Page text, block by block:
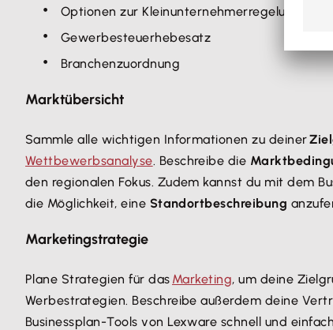
Optionen zur Kleinunternehmerregelung
Gewerbesteuerhebesatz
Branchenzuordnung
Marktübersicht
Sammle alle wichtigen Informationen zu deiner
Wettbewerbsanalyse. Beschreibe die
den regionalen Fokus. Zudem kannst du mit dem
die Möglichkeit, eine Standortbeschreibung
Marketingstrategie
Plane Strategien für das Marketing, um deine
Werbestrategien. Beschreibe außerdem deine
Businessplan-Tools von Lexware schnell und